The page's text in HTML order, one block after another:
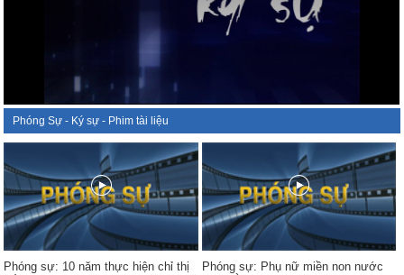
Phóng Sự - Ký sự - Phim tài liệu
Phóng sự: 10 năm thực hiện chỉ thị
Phóng sự: Phụ nữ miền non nước